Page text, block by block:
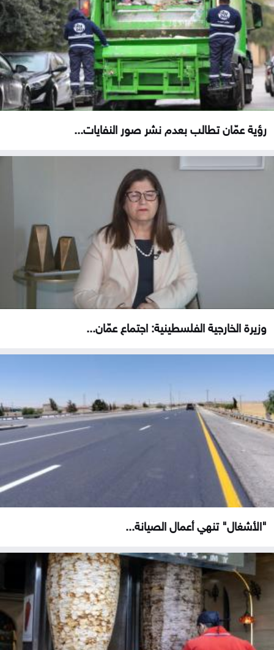
رؤية عمّان تطالب بعدم نشر صور النفايات...
وزيرة الخارجية الفلسطينية: اجتماع عمّان...
"الأشغال" تنهي أعمال الصيانة...